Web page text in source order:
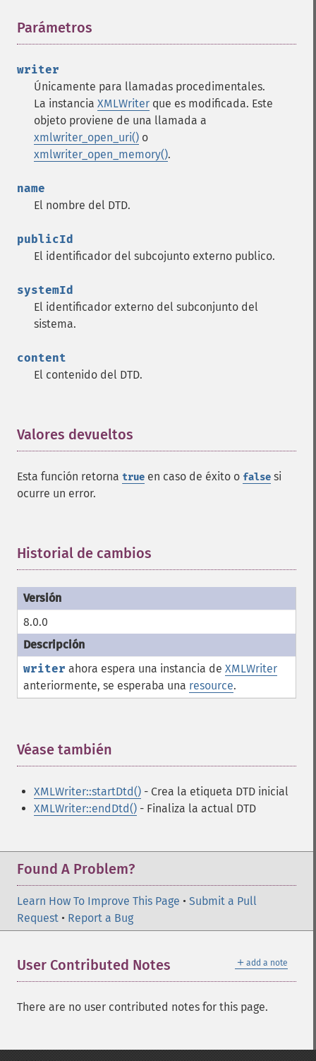
Parámetros
writer
Únicamente para llamadas procedimentales.
La instancia XMLWriter que es modificada. Este
objeto proviene de una llamada a
xmlwriter_open_uri() o
xmlwriter_open_memory().
name
El nombre del DTD.
publicId
El identificador del subcojunto externo publico.
systemId
El identificador externo del subconjunto del
sistema.
content
El contenido del DTD.
Valores devueltos
Esta función retorna true en caso de éxito o false si
ocurre un error.
Historial de cambios
8.0.0
writer ahora espera una instancia de XMLWriter
anteriormente, se esperaba una resource.
Véase también
XMLWriter::startDtd() - Crea la etiqueta DTD inicial
XMLWriter::endDtd() - Finaliza la actual DTD
Found A Problem?
Learn How To Improve This Page • Submit a Pull
Request • Report a Bug
＋ add a note
User Contributed Notes
There are no user contributed notes for this page.